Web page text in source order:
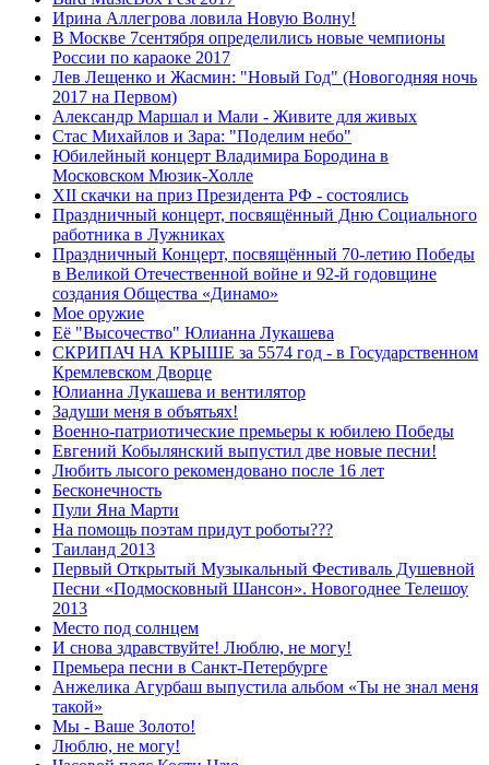
Ирина Аллегрова ловила Новую Волну!
В Москве 7сентября определились новые чемпионы
России по караоке 2017
Лев Лещенко и Жасмин: "Новый Год" (Новогодняя ночь
2017 на Первом)
Александр Маршал и Мали - Живите для живых
Стас Михайлов и Зара: "Поделим небо"
Юбилейный концерт Владимира Бородина в
Московском Мюзик-Холле
XII скачки на приз Президента РФ - состоялись
Праздничный концерт, посвящённый Дню Социального
работника в Лужниках
Праздничный Концерт, посвящённый 70-летию Победы
в Великой Отечественной войне и 92-й годовщине
создания Общества «Динамо»
Мое оружие
Её "Высочество" Юлианна Лукашева
СКРИПАЧ НА КРЫШЕ за 5574 год - в Государственном
Кремлевском Дворце
Юлианна Лукашева и вентилятор
Задуши меня в объятьях!
Военно-патриотические премьеры к юбилею Победы
Евгений Кобылянский выпустил две новые песни!
Любить лысого рекомендовано после 16 лет
Бесконечность
Пули Яна Марти
На помощь поэтам придут роботы???
Таиланд 2013
Первый Открытый Музыкальный Фестиваль Душевной
Песни «Подмосковный Шансон». Новогоднее Телешоу
2013
Место под солнцем
И снова здравствуйте! Люблю, не могу!
Премьера песни в Санкт-Петербурге
Анжелика Агурбаш выпустила альбом «Ты не знал меня
такой»
Мы - Ваше Золото!
Люблю, не могу!